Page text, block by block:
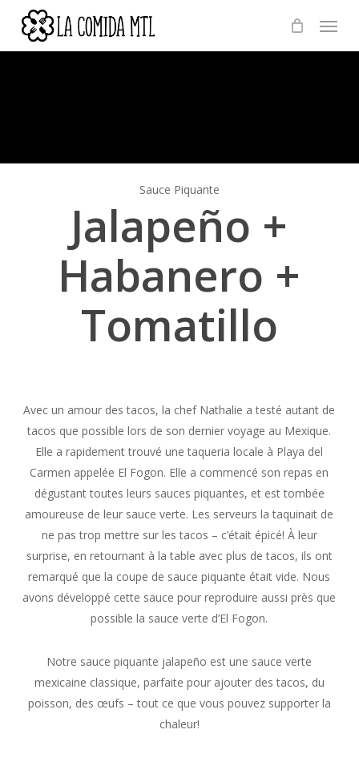
main
Menu
Sauce Piquante
Jalapeño +
Habanero +
Tomatillo
Avec un amour des tacos, la chef Nathalie a testé autant de
tacos que possible lors de son dernier voyage au Mexique.
Elle a rapidement trouvé une taqueria locale à Playa del
Carmen appelée El Fogon. Elle a commencé son repas en
dégustant toutes leurs sauces piquantes, et est tombée
amoureuse de leur sauce verte. Les serveurs la taquinait de
ne pas trop mettre sur les tacos – c’était épicé! À leur
surprise, en retournant à la table avec plus de tacos, ils ont
remarqué que la coupe de sauce piquante était vide. Nous
avons développé cette sauce pour reproduire aussi près que
possible la sauce verte d’El Fogon.
Notre sauce piquante jalapeño est une sauce verte
mexicaine classique, parfaite pour ajouter des tacos, du
poisson, des œufs – tout ce que vous pouvez supporter la
chaleur!